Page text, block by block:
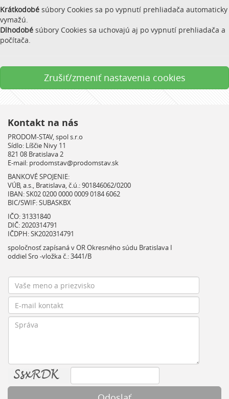
Krátkodobé súbory Cookies sa po vypnutí prehliadača automaticky
vymažú.
Dlhodobé súbory Cookies sa uchovajú aj po vypnutí prehliadača a
počítača.
Zrušiť/zmeniť nastavenia cookies
Kontakt na nás
PRODOM-STAV, spol s.r.o
Sídlo: Líščie Nivy 11
821 08 Bratislava 2
E-mail: prodomstav@prodomstav.sk
BANKOVÉ SPOJENIE:
VÚB, a.s., Bratislava, č.ú.: 901846062/0200
IBAN: SK02 0200 0000 0009 0184 6062
BIC/SWIF: SUBASKBX
IČO: 31331840
DIČ: 2020314791
IČDPH: SK2020314791
spoločnosť zapísaná v OR Okresného súdu Bratislava I
oddiel Sro -vložka č.: 3441/B